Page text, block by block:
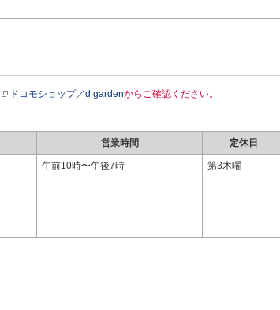
ドコモショップ／d gardenからご確認ください。
営業時間 定休日
午前10時〜午後7時 第3木曜